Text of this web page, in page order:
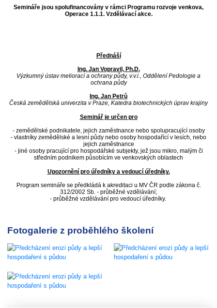
Semináře jsou spolufinancovány v rámci Programu rozvoje venkova,
Operace 1.1.1. Vzdělávací akce.
Přednáší
Ing. Jan Vopravil, Ph.D.
Výzkumný ústav meliorací a ochrany půdy, v.v.i., Oddělení Pedologie a
ochrana půdy
Ing. Jan Petrů
Česká zemědělská univerzita v Praze, Katedra biotechnických úprav krajiny
Seminář je určen pro
- zemědělské podnikatele, jejich zaměstnance nebo spolupracující osoby
- vlastníky zemědělské a lesní půdy nebo osoby hospodařící v lesích, nebo
jejich zaměstnance
- jiné osoby pracující pro hospodářské subjekty, jež jsou mikro, malým či
středním podnikem působícím ve venkovských oblastech
Upozornění pro úředníky a vedoucí úředníky.
Program semináře se předkládá k akreditaci u MV ČR podle zákona č.
312/2002 Sb. - průběžné vzdělávání;
- průběžné vzdělávání pro vedoucí úředníky.
Fotogalerie z proběhlého školení